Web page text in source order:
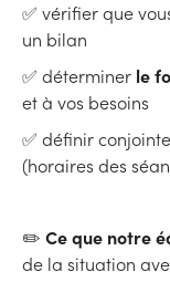
✅ vérifier que
un bilan
✅ déterminer le
et à vos besoins
✅ définir
(horaires des
✏️ Ce que notre
de la situation